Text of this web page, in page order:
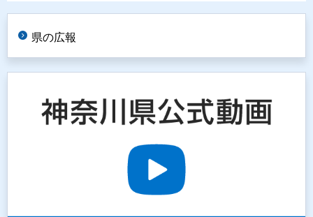
県の広報